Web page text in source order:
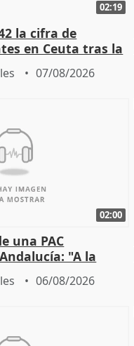
02:19
la cifra de
en Ceuta tras la
07/08/2026
02:00
una PAC
"A la
protegerla"
06/08/2026